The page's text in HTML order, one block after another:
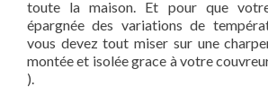
toute la maison. Et pour que
épargnée des variations de
vous devez tout miser sur une
montée et isolée grace à votre
).